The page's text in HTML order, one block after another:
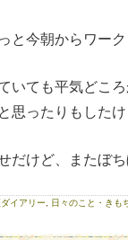
と今朝からワーク
いても平気どこ
思ったりもしたけ
だけど、またぼち
イアリー 日々のこと・きも